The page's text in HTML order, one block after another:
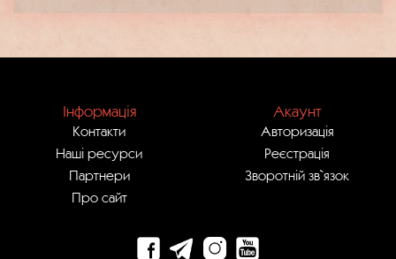
Інформація
Контакти
Наші ресурси
Партнери
Про сайт
Акаунт
Авторизація
Реєстрація
Зворотній зв`язок